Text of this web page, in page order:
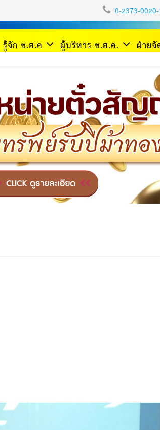
0-2373-
รู้จัก ช.ส.ค ผู้บริหาร ช.ส.ค. ฝ่าย